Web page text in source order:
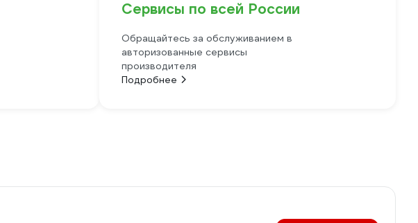
Сервисы по всей России
Обращайтесь за обслуживанием в
авторизованные сервисы
производителя
Подробнее